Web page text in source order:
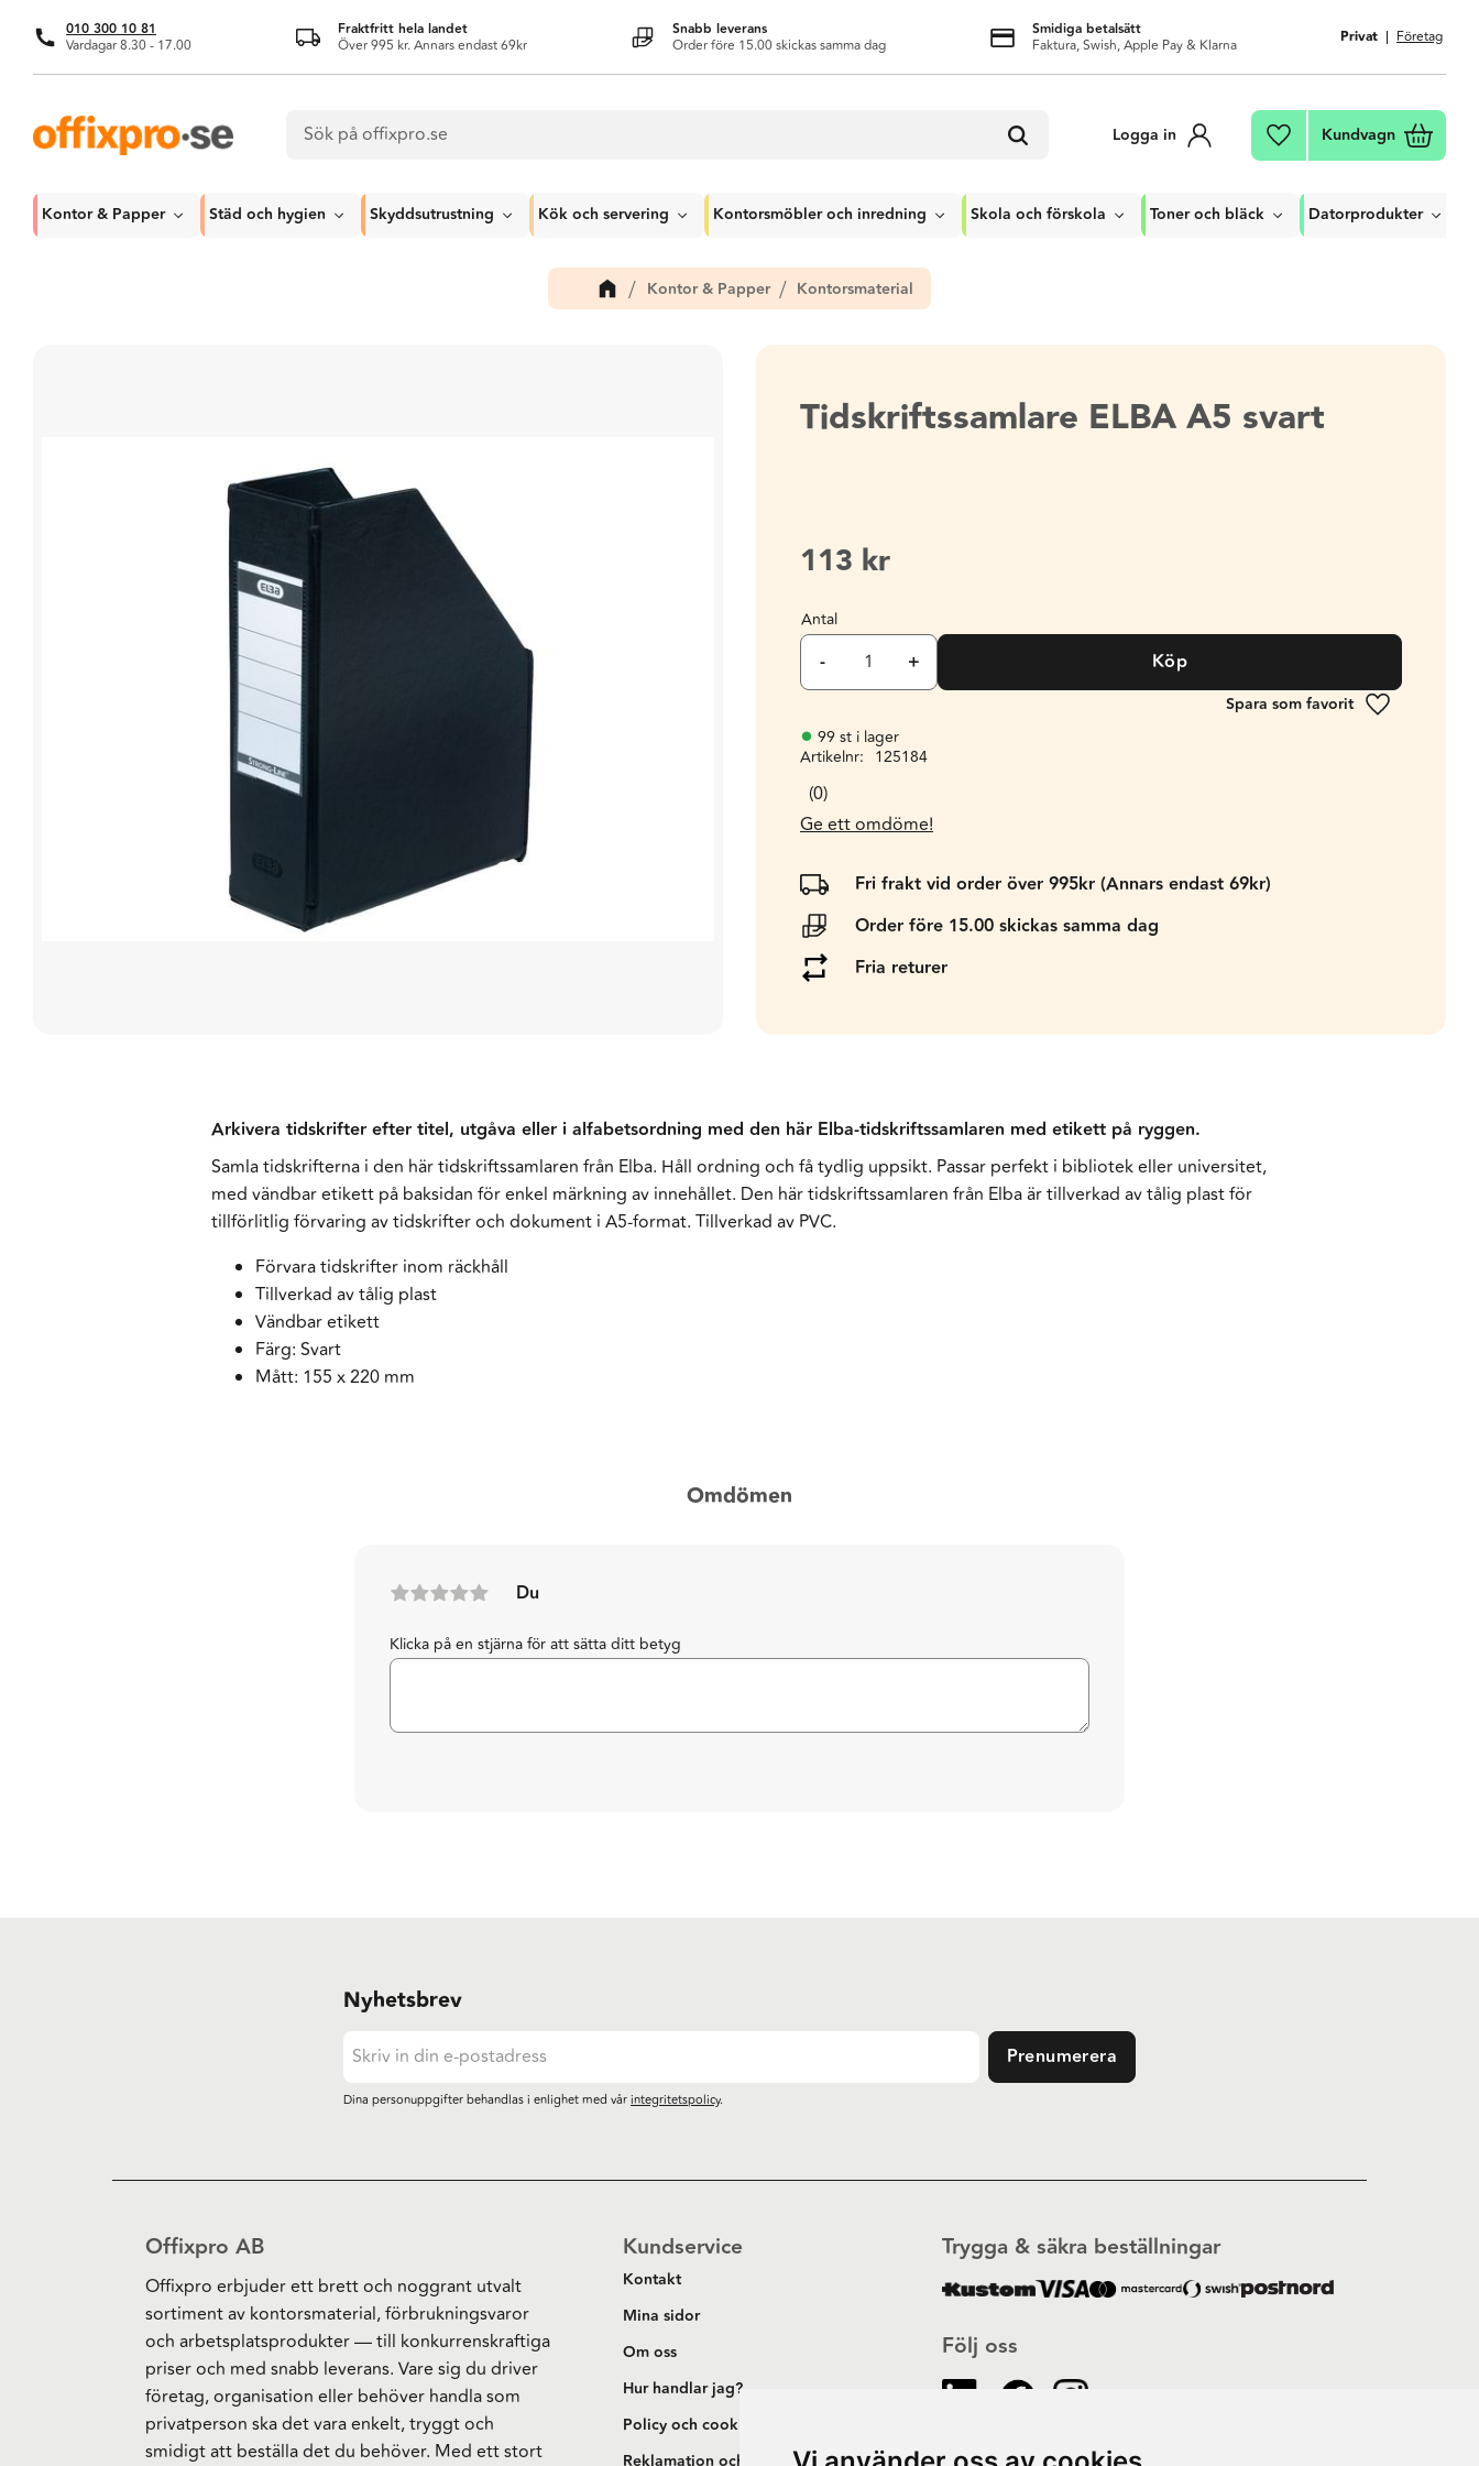
010 300 10 81
Vardagar 8.30 - 17.00
Fraktfritt hela landet
Över 995 kr. Annars endast 69kr
Snabb leverans
Order före 15.00 skickas samma dag
Smidiga betalsätt
Faktura, Swish, Apple Pay & Klarna Privat Företag
Logga in Favoriter
Kundvagn
Kontor & Papper Städ och hygien Skyddsutrustning Kök och servering Kontorsmöbler och inredning Skola och förskola Toner och bläck Datorprodukter
Kontor & Papper Kontorsmaterial
Tidskriftssamlare ELBA A5 svart
113 kr
Antal
+
- Köp
Lägg till i
99 st i lager
Artikelnr
125184
0
Ge ett omdöme!
Fri frakt vid order över 995kr (Annars endast 69kr)
Order före 15.00 skickas samma dag
Fria returer
Arkivera tidskrifter efter titel, utgåva eller i alfabetsordning med den här Elba-tidskriftssamlaren med etikett på ryggen.
Samla tidskrifterna i den här tidskriftssamlaren från Elba. Håll ordning och få tydlig uppsikt. Passar perfekt i bibliotek eller universitet,
med vändbar etikett på baksidan för enkel märkning av innehållet. Den här tidskriftssamlaren från Elba är tillverkad av tålig plast för
tillförlitlig förvaring av tidskrifter och dokument i A5-format. Tillverkad av PVC.
Förvara tidskrifter inom räckhåll
Tillverkad av tålig plast
Vändbar etikett
Färg: Svart
Mått: 155 x 220 mm
Omdömen
Du
Klicka på en stjärna för att sätta ditt betyg
Nyhetsbrev
Prenumerera
Dina personuppgifter behandlas i enlighet med vårintegritetspolicy.
Offixpro AB
Offixpro erbjuder ett brett och noggrant utvalt
sortiment av kontorsmaterial, förbrukningsvaror
och arbetsplatsprodukter — till konkurrenskraftiga
priser och med snabb leverans. Vare sig du driver
företag, organisation eller behöver handla som
privatperson ska det vara enkelt, tryggt och
smidigt att beställa det du behöver. Med ett stort
Kundservice
Kontakt
Mina sidor
Om oss
Hur handlar jag?
Policy och cookies
Följ oss
Trygga & säkra beställningar